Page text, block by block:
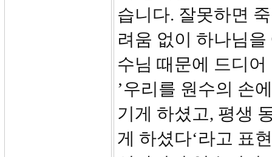
습니다. 잘못하면
려움 없이 하나님
수님 때문에 드디
’우리를 원수의 손
기게 하셨고, 평생
게 하셨다‘라고 표